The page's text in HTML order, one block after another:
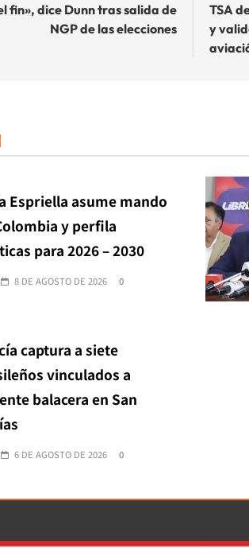
fin», dice Dunn tras salida de
NGP de las elecciones
TSA
y
Espriella asume mando
y perfila
para 2026 – 2030
8 DE AGOSTO DE 2026 0
captura a siete
vinculados a
balacera en San
6 DE AGOSTO DE 2026 0